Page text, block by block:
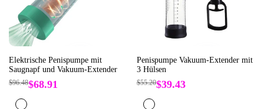
Elektrische Penispumpe mit
Saugnapf und Vakuum-Extender
Regulärer
$96.48Verkaufspreis
$68.91
Grün
Penispumpe Vakuum-Extender mit
3 Hülsen
Regulärer
$55.20Verkaufspreis
$39.43
Schwarz